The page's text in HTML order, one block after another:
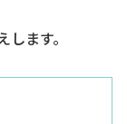
ます。